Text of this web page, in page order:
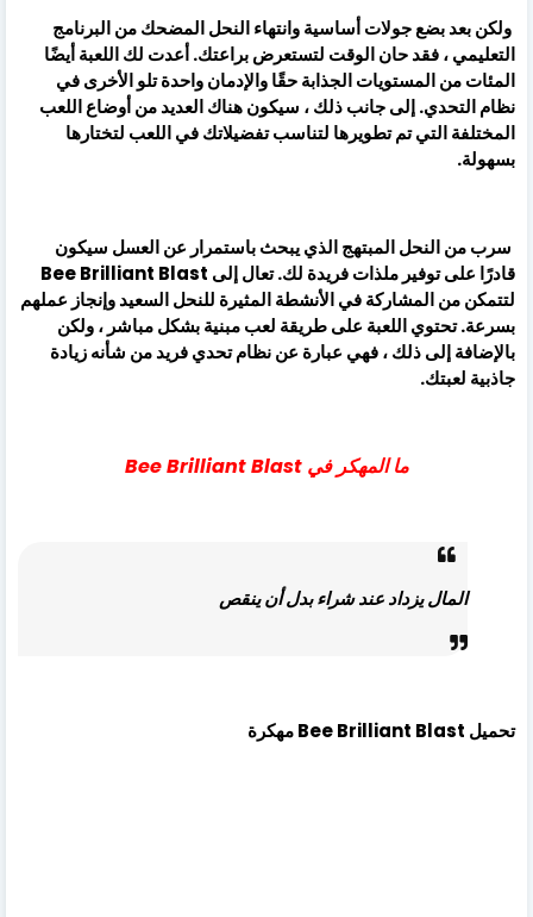
ولكن بعد بضع جولات أساسية وانتهاء النحل المضحك من البرنامج
التعليمي ، فقد حان الوقت لتستعرض براعتك. أعدت لك اللعبة أيضًا
المئات من المستويات الجذابة حقًا والإدمان واحدة تلو الأخرى في
نظام التحدي. إلى جانب ذلك ، سيكون هناك العديد من أوضاع اللعب
المختلفة التي تم تطويرها لتناسب تفضيلاتك في اللعب لتختارها
بسهولة.
سرب من النحل المبتهج الذي يبحث باستمرار عن العسل سيكون
قادرًا على توفير ملذات فريدة لك. تعال إلى Bee Brilliant Blast
لتتمكن من المشاركة في الأنشطة المثيرة للنحل السعيد وإنجاز عملهم
بسرعة. تحتوي اللعبة على طريقة لعب مبنية بشكل مباشر ، ولكن
بالإضافة إلى ذلك ، فهي عبارة عن نظام تحدي فريد من شأنه زيادة
جاذبية لعبتك.
ما المهكر في Bee Brilliant Blast
المال يزداد عند شراء بدل أن ينقص
تحميل Bee Brilliant Blast مهكرة